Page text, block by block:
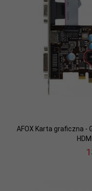
AFOX Karta graficzna -